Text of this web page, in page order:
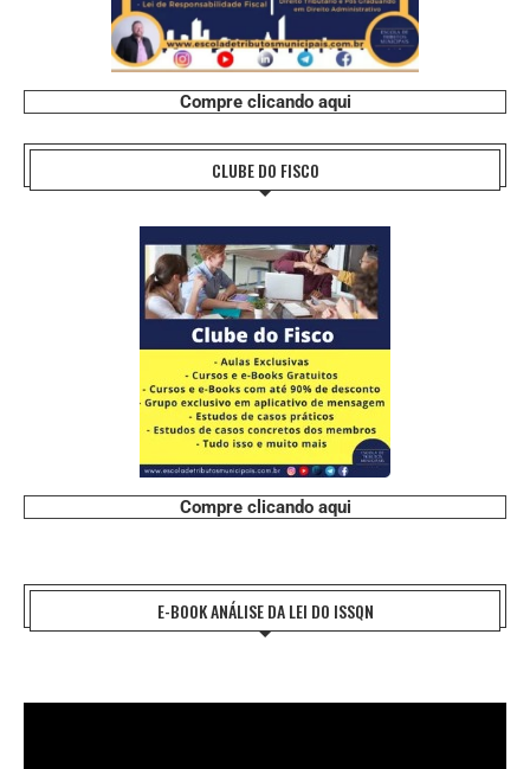
Compre clicando aqui
CLUBE DO FISCO
Compre clicando aqui
E-BOOK ANÁLISE DA LEI DO ISSQN